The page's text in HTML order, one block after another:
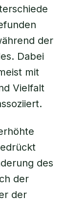
der
Dabei
mit
Vielfalt
des
der
der